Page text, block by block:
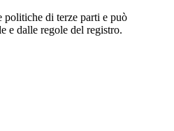
politiche di terze parti e può
e dalle regole del registro.